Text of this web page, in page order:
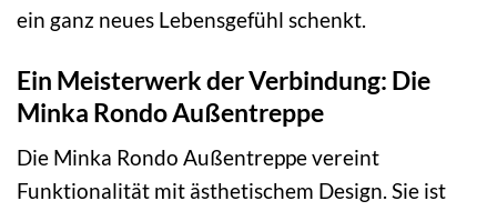
ein ganz neues Lebensgefühl schenkt.
Ein Meisterwerk der Verbindung: Die
Minka Rondo Außentreppe
Die Minka Rondo Außentreppe vereint
Funktionalität mit ästhetischem Design. Sie ist